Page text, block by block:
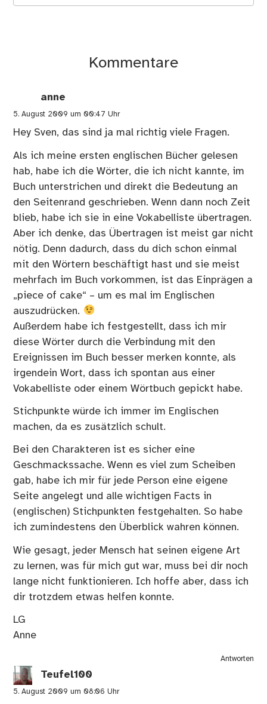
Kommentare
anne
5. August 2009 um 00:47 Uhr
Hey Sven, das sind ja mal richtig viele Fragen.
Als ich meine ersten englischen Bücher gelesen
hab, habe ich die Wörter, die ich nicht kannte, im
Buch unterstrichen und direkt die Bedeutung an
den Seitenrand geschrieben. Wenn dann noch Zeit
blieb, habe ich sie in eine Vokabelliste übertragen.
Aber ich denke, das Übertragen ist meist gar nicht
nötig. Denn dadurch, dass du dich schon einmal
mit den Wörtern beschäftigt hast und sie meist
mehrfach im Buch vorkommen, ist das Einprägen a
„piece of cake“ – um es mal im Englischen
auszudrücken.
Außerdem habe ich festgestellt, dass ich mir
diese Wörter durch die Verbindung mit den
Ereignissen im Buch besser merken konnte, als
irgendein Wort, dass ich spontan aus einer
Vokabelliste oder einem Wörtbuch gepickt habe.
Stichpunkte würde ich immer im Englischen
machen, da es zusätzlich schult.
Bei den Charakteren ist es sicher eine
Geschmackssache. Wenn es viel zum Scheiben
gab, habe ich mir für jede Person eine eigene
Seite angelegt und alle wichtigen Facts in
(englischen) Stichpunkten festgehalten. So habe
ich zumindestens den Überblick wahren können.
Wie gesagt, jeder Mensch hat seinen eigene Art
zu lernen, was für mich gut war, muss bei dir noch
lange nicht funktionieren. Ich hoffe aber, dass ich
dir trotzdem etwas helfen konnte.
LG
Anne
Antworten
Teufel100
5. August 2009 um 08:06 Uhr